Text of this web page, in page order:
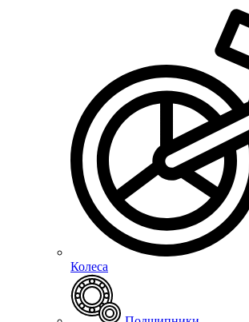
Колеса